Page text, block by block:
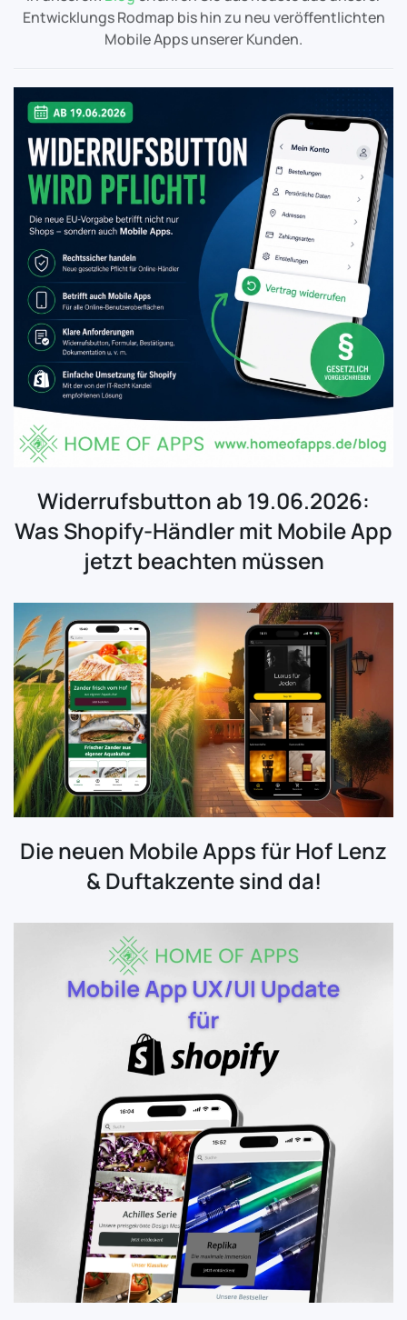
Entwicklungs Rodmap bis hin zu neu veröffentlichten
Mobile Apps unserer Kunden.
Widerrufsbutton ab 19.06.2026:
Was Shopify-Händler mit Mobile App
jetzt beachten müssen
Die neuen Mobile Apps für Hof Lenz
& Duftakzente sind da!